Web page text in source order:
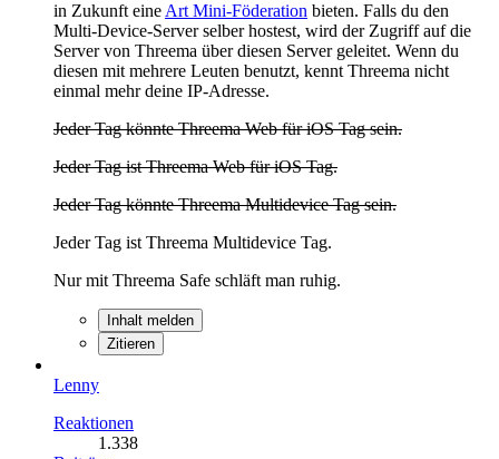
in Zukunft eine Art Mini-Föderation bieten. Falls du den
Multi-Device-Server selber hostest, wird der Zugriff auf die
Server von Threema über diesen Server geleitet. Wenn du
diesen mit mehrere Leuten benutzt, kennt Threema nicht
einmal mehr deine IP-Adresse.
Jeder Tag könnte Threema Web für iOS Tag sein.
Jeder Tag ist Threema Web für iOS Tag.
Jeder Tag könnte Threema Multidevice Tag sein.
Jeder Tag ist Threema Multidevice Tag.
Nur mit Threema Safe schläft man ruhig.
Inhalt melden
Zitieren
Lenny
Reaktionen
1.338